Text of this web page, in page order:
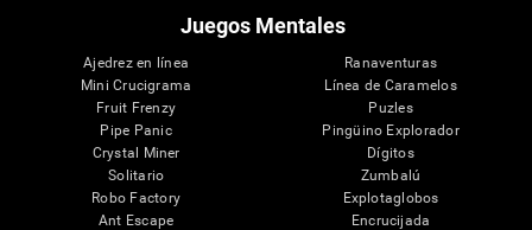
Juegos Mentales
Ajedrez en línea
Mini Crucigrama
Fruit Frenzy
Pipe Panic
Crystal Miner
Solitario
Robo Factory
Ant Escape
Ranaventuras
Línea de Caramelos
Puzles
Pingüino Explorador
Dígitos
Zumbalú
Explotaglobos
Encrucijada